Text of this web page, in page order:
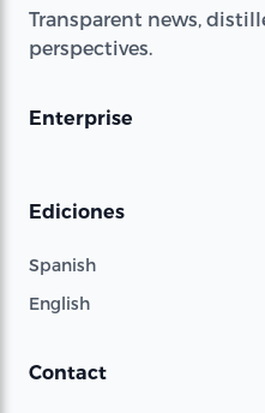
Transparent news,
perspectives.
Enterprise
Ediciones
Spanish
English
Contact